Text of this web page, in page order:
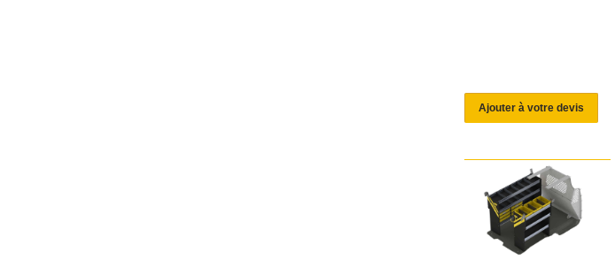
Ajouter à votre devis